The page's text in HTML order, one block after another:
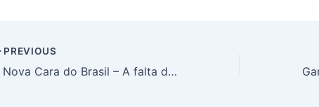
PREVIOUS
A Nova Cara do Brasil – A falta de rumo para conter os black blocs